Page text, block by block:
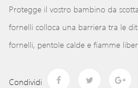
Protegge il vostro bambino da
fornelli colloca una barriera tra le
fornelli, pentole calde e fiamme
Condividi